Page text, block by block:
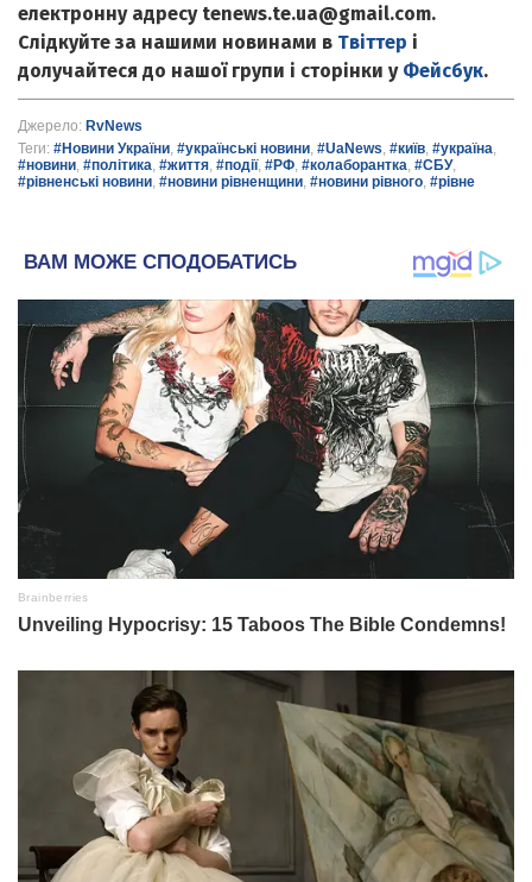
електронну адресу tenews.te.ua@gmail.com.
Слідкуйте за нашими новинами в Твіттер і
долучайтеся до нашої групи і сторінки у Фейсбук.
Джерело: RvNews
Теги: #Новини України, #українські новини, #UaNews, #київ, #україна,
#новини, #політика, #життя, #події, #РФ, #колаборантка, #СБУ,
#рівненські новини, #новини рівненщини, #новини рівного, #рівне